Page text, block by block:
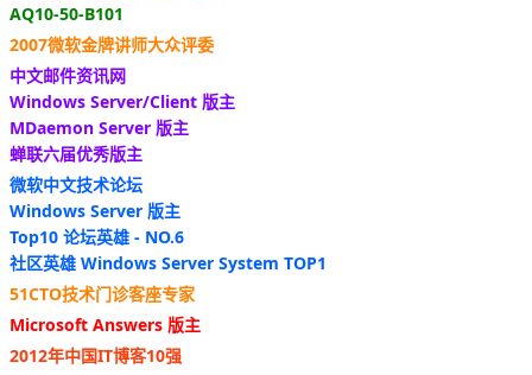
AQ10-50-B101
2007微软金牌讲师大众评委
中文邮件资讯网
Windows Server/Client 版主
MDaemon Server 版主
蝉联六届优秀版主
微软中文技术论坛
Windows Server 版主
Top10 论坛英雄 - NO.6
社区英雄 Windows Server System TOP1
51CTO技术门诊客座专家
Microsoft Answers 版主
2012年中国IT博客10强